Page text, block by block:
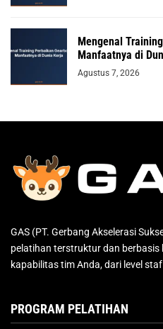
Mengenal
Manfaatnya di
Agustus 7, 2026
GAS (PT. Gerbang Akselerasi
pelatihan terstruktur dan
kapabilitas tim Anda, dari level
PROGRAM PELATIHAN